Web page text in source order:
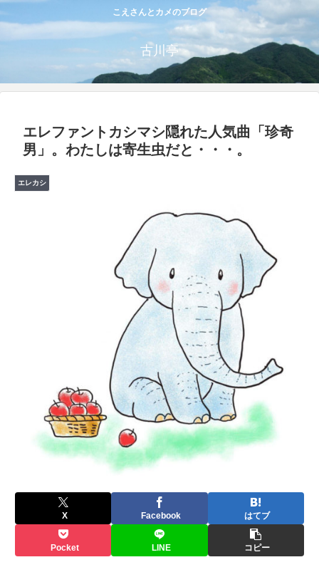
こえさんとカメのブログ
古川亭
エレファントカシマシ隠れた人気曲「珍奇
男」。わたしは寄生虫だと・・・。
エレカシ
X Facebook はてブ
Pocket LINE コピー